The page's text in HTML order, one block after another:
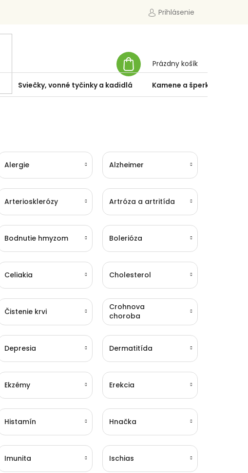
Prihlásenie
KOŠÍK
Prázdny košík
Sviečky, vonné tyčinky a kadidlá Kamene a šperky
Alergie Alzheimer
Arteriosklerózy Artróza a artritída
Bodnutie hmyzom Bolerióza
Celiakia Cholesterol
Čistenie krvi
Crohnova
choroba
Depresia Dermatitída
Ekzémy Erekcia
Histamín Hnačka
Imunita Ischias